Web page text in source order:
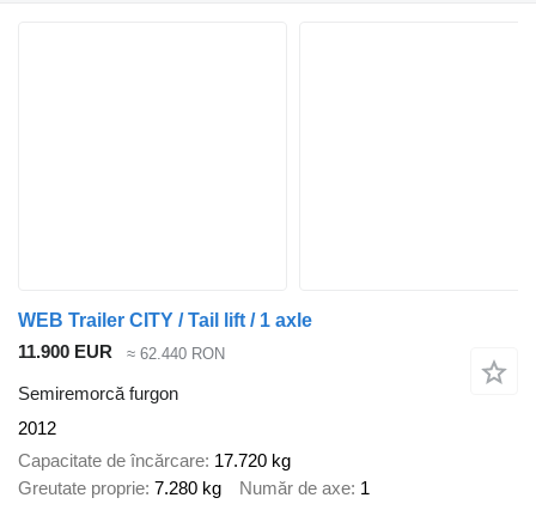
WEB Trailer CITY / Tail lift / 1 axle
11.900 EUR
≈ 62.440 RON
Semiremorcă furgon
2012
Capacitate de încărcare 17.720 kg
Greutate proprie 7.280 kg Număr de axe 1